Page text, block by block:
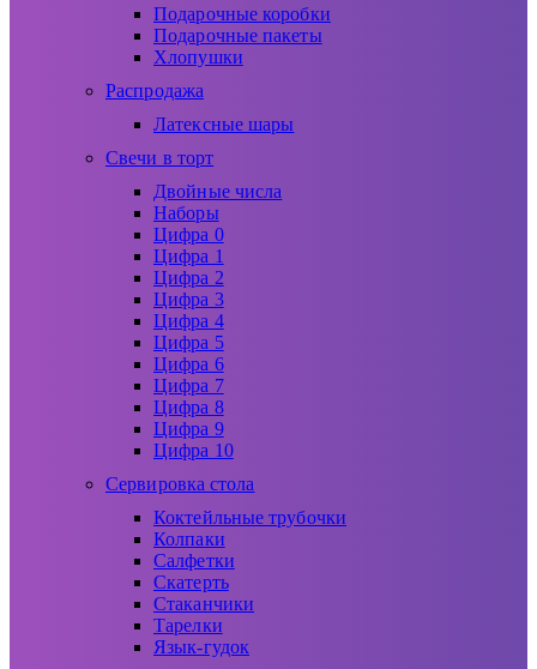
Подарочные коробки
Подарочные пакеты
Хлопушки
Распродажа
Латексные шары
Свечи в торт
Двойные числа
Наборы
Цифра 0
Цифра 1
Цифра 2
Цифра 3
Цифра 4
Цифра 5
Цифра 6
Цифра 7
Цифра 8
Цифра 9
Цифра 10
Сервировка стола
Коктейльные трубочки
Колпаки
Салфетки
Скатерть
Стаканчики
Тарелки
Язык-гудок